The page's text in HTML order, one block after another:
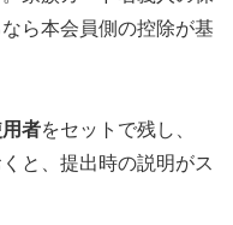
ら本会員側の控除が基
者をセットで残し、
と、提出時の説明がス